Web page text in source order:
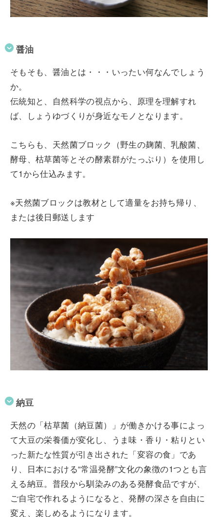
醤油
そもそも、醤油とは・・・いったい何なんでしょう
か。
伝統知と、自然科学の視点から、原理を理解すれ
ば、しょうゆづくりが身近なモノとなります。
こちらも、天然菌ブロック（野生の麹菌、乳酸菌、
酵母、枯草菌等とその酵素群がたっぷり）を使用し
て1から仕込みます。
※天然菌ブロックは教材として適量をお持ち帰り、
または後日郵送します
納豆
天然の「枯草菌（納豆菌）」が働きかける事によっ
て大豆の栄養価が変化し、うま味・香り・粘りとい
った新たな性質が引き出された「変容の食」であ
り、日本における“常温発酵”文化の象徴の1つとも言
える納豆。普段から馴染みのある発酵食品ですが、
ご自宅で作れるようになると、発酵の深さを自由に
変え、楽しめるようになります。